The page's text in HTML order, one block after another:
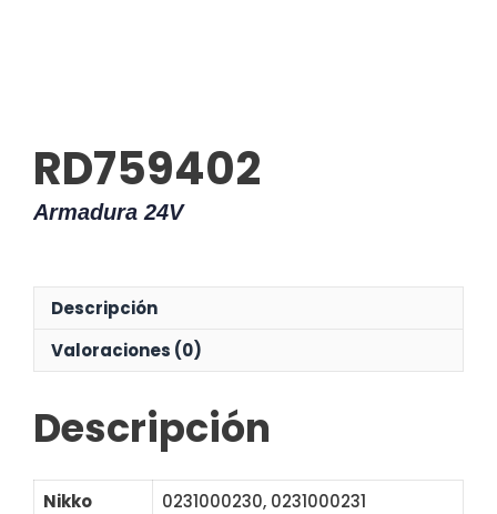
RD759402
Armadura 24V
Descripción
Valoraciones (0)
Descripción
Nikko
0231000230, 0231000231